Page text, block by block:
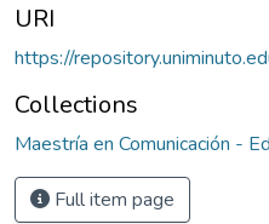
URI
https://
Collections
Maestría en Comunicación -
Full item page